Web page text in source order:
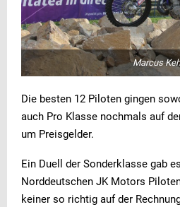
Marcus
Die besten 12 Piloten gingen
auch Pro Klasse nochmals auf
um Preisgelder.
Ein Duell der Sonderklasse gab
Norddeutschen JK Motors
keiner so richtig auf der